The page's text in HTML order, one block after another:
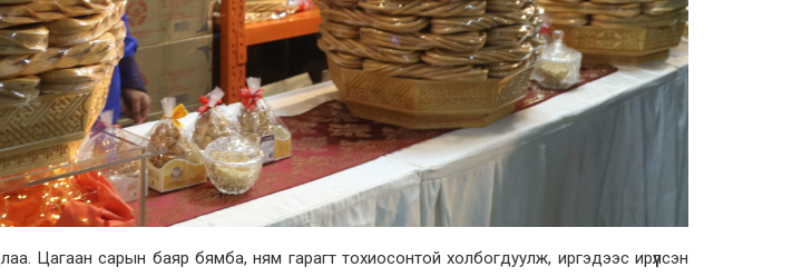
Цагаан сарын баяр бямба, ням гарагт тохиосонтой холбогдуулж, иргэдээс ирүүлсэн